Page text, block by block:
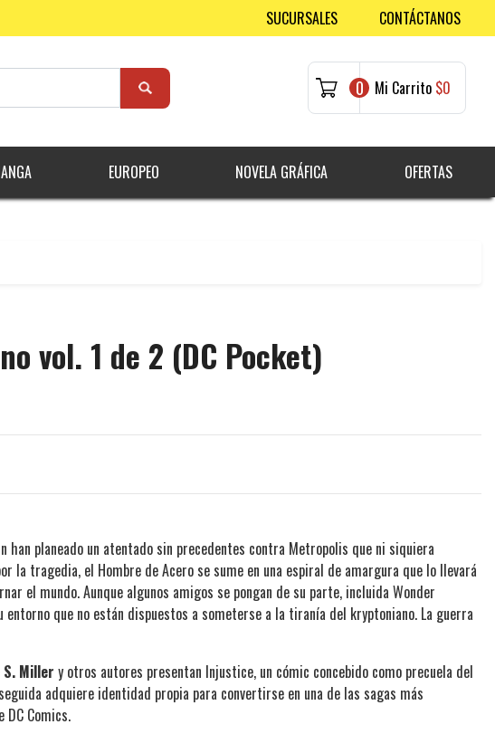
SUCURSALES CONTÁCTANOS
0 Mi Carrito $0
EUROPEO NOVELA GRÁFICA OFERTAS
vol. 1 de 2 (DC Pocket)
han planeado un atentado sin precedentes contra Metropolis que ni siquiera
la tragedia, el Hombre de Acero se sume en una espiral de amargura que lo llevará
el mundo. Aunque algunos amigos se pongan de su parte, incluida Wonder
entorno que no están dispuestos a someterse a la tiranía del kryptoniano. La guerra
S. Miller y otros autores presentan Injustice, un cómic concebido como precuela del
adquiere identidad propia para convertirse en una de las sagas más
Comics.